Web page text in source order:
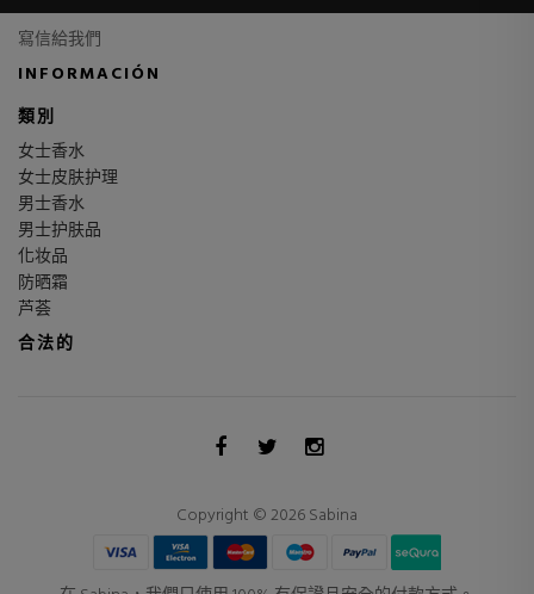
寫信給我們
INFORMACIÓN
類別
女士香水
女士皮肤护理
男士香水
男士护肤品
化妆品
防晒霜
芦荟
合法的
Copyright © 2026 Sabina